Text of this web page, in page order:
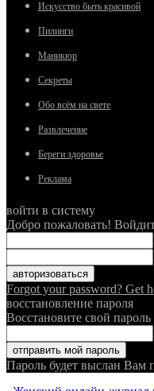
Искусство быть красивой
Пилинги
Маникюр
Секреты
Обо всём на свете
Развлечение
Береги здоровье
Реклама
войти в систему
Добро пожаловать!
Forgot your password? Get
восстановление пароля
Восстановите свой пароль
Пароль будет выслан Вам